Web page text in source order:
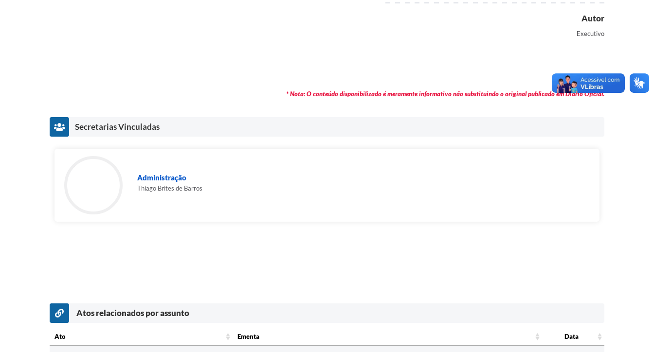
Autor
Executivo
* Nota: O conteúdo disponibilizado é meramente informativo não substituindo o original publicado em Diário Oficial.
Secretarias Vinculadas
Administração
Thiago Brites de Barros
Atos relacionados por assunto
Ato Ementa
Data